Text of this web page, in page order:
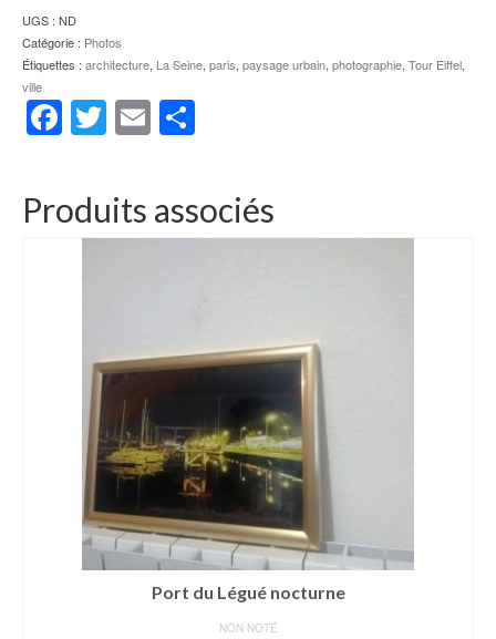
UGS : ND
Catégorie : Photos
Étiquettes : architecture, La Seine, paris, paysage urbain, photographie, Tour Eiffel,
ville
Facebook
Twitter
Email
Produits associés
Port du Légué nocturne
NON NOTÉ